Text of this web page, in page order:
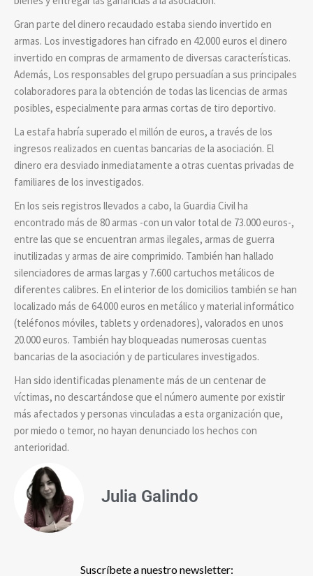
Gran parte del dinero recaudado estaba siendo invertido en
armas. Los investigadores han cifrado en 42.000 euros el dinero
invertido en compras de armamento de diversas características.
Además, Los responsables del grupo persuadían a sus principales
colaboradores para la obtención de todas las licencias de armas
posibles, especialmente para armas cortas de tiro deportivo.
La estafa habría superado el millón de euros, a través de los
ingresos realizados en cuentas bancarias de la asociación. El
dinero era desviado inmediatamente a otras cuentas privadas de
familiares de los investigados.
En los seis registros llevados a cabo, la Guardia Civil ha
encontrado más de 80 armas -con un valor total de 73.000 euros-,
entre las que se encuentran armas ilegales, armas de guerra
inutilizadas y armas de aire comprimido. También han hallado
silenciadores de armas largas y 7.600 cartuchos metálicos de
diferentes calibres. En el interior de los domicilios también se han
localizado más de 64.000 euros en metálico y material informático
(teléfonos móviles, tablets y ordenadores), valorados en unos
20.000 euros. También hay bloqueadas numerosas cuentas
bancarias de la asociación y de particulares investigados.
Han sido identificadas plenamente más de un centenar de
víctimas, no descartándose que el número aumente por existir
más afectados y personas vinculadas a esta organización que,
por miedo o temor, no hayan denunciado los hechos con
anterioridad.
Julia Galindo
Suscríbete a nuestro newsletter: